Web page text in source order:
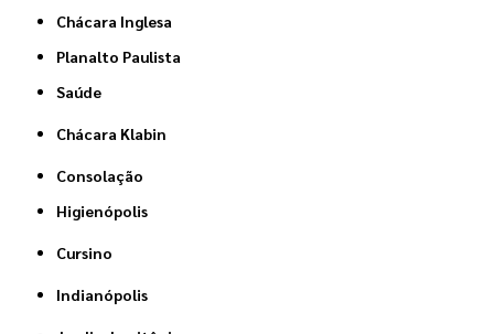
Chácara Inglesa
Planalto Paulista
Saúde
Chácara Klabin
Consolação
Higienópolis
Cursino
Indianópolis